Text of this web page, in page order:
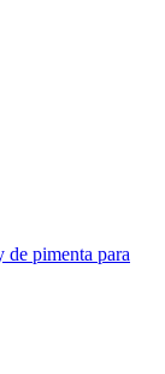
de pimenta para